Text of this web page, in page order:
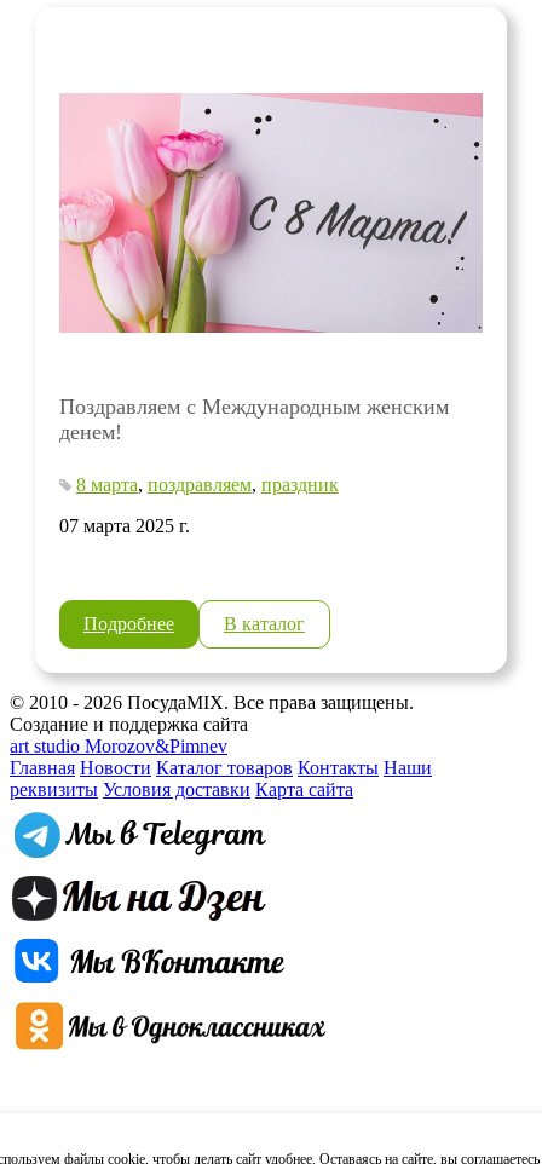
Поздравляем с Международным женским
денем!
8 марта, поздравляем, праздник
07 марта 2025 г.
Подробнее В каталог
© 2010 - 2026 ПосудаMIX. Все права защищены.
Создание и поддержка сайта
art studio Morozov&Pimnev
Главная Новости Каталог товаров Контакты Наши
реквизиты Условия доставки Карта сайта
файлы cookie, чтобы делать сайт удобнее. Оставаясь на сайте, вы